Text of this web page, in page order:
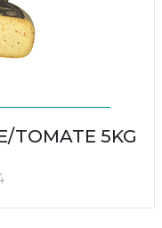
TOMATE 5KG